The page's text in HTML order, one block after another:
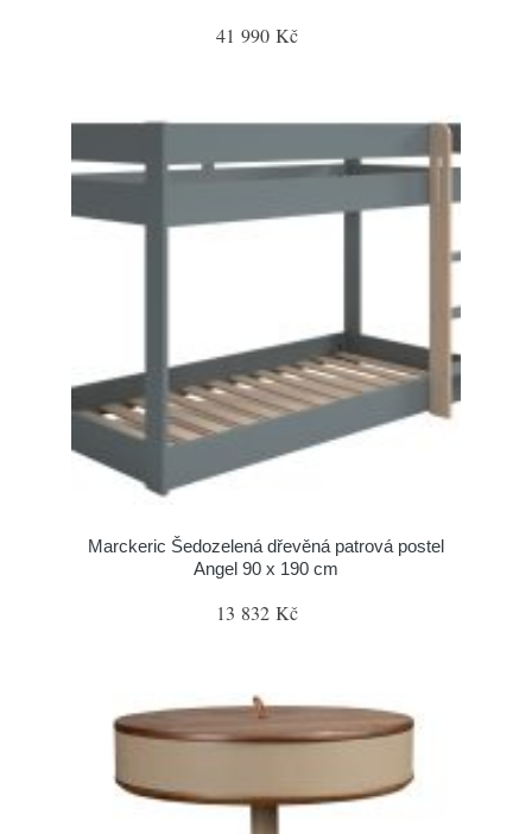
41 990 Kč
Marckeric Šedozelená dřevěná patrová postel
Angel 90 x 190 cm
13 832 Kč